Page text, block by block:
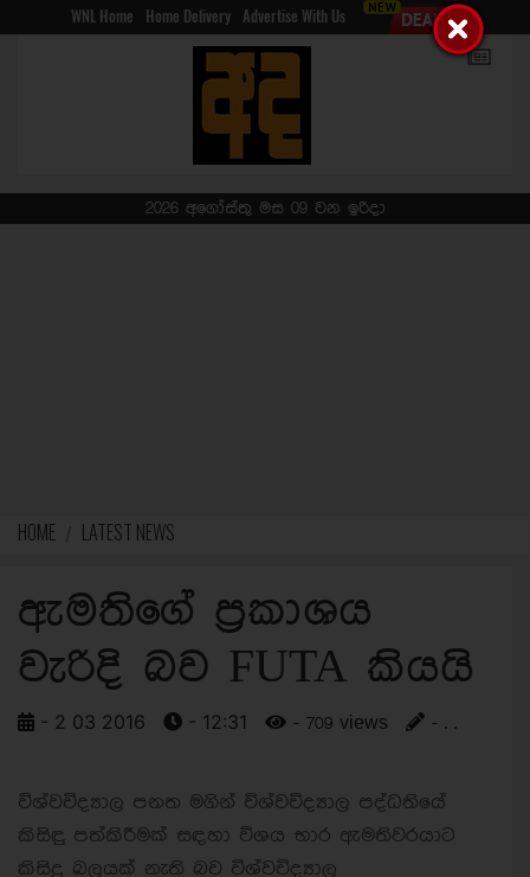
WNL Home Home Delivery Advertise With Us
2026 අගෝස්තු මස 09 වන ඉරිදා
HOME LATEST NEWS
ඇමතිගේ ප්‍රකාශය
වැරිදි බව FUTA කියයි
- 2 03 2016 - 12:31 - 709 views - . .
විශ්වවිද්‍යාල පනත මගින් විශ්වවිද්‍යාල පද්ධතියේ
කිසිඳු පත්කිරීමක් සඳහා විශය භාර ඇමතිවරයාට
කිසිදු බලයක් නැති බව විශ්වවිද්‍යාල